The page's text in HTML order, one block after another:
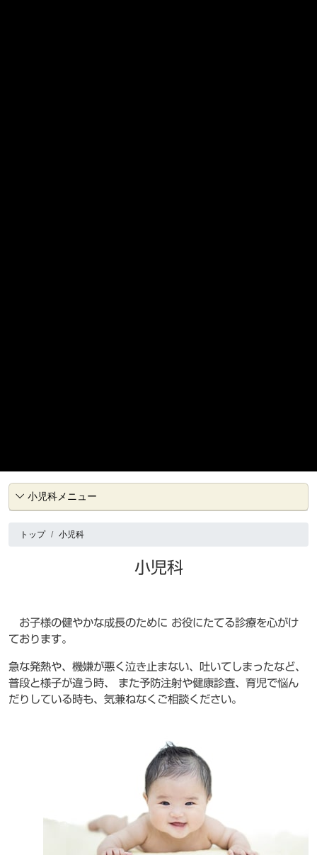
小児科メニュー
トップ 小児科
小児科
お子様の健やかな成長のために お役にたてる診療を心がけ
ております。
急な発熱や、機嫌が悪く泣き止まない、吐いてしまったなど、
普段と様子が違う時、 また予防注射や健康診査、育児で悩ん
だりしている時も、気兼ねなくご相談ください。